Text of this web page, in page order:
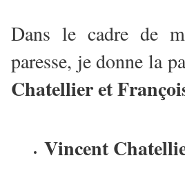
Dans le cadre de
paresse, je donne la
Chatellier et
Vincent